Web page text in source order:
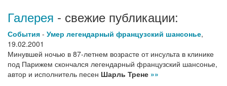
Галерея - свежие публикации:
События - Умер легендарный французский шансонье,
19.02.2001
Минувшей ночью в 87-летнем возрасте от инсульта в клинике
под Парижем скончался легендарный французский шансонье,
автор и исполнитель песен Шарль Трене »»